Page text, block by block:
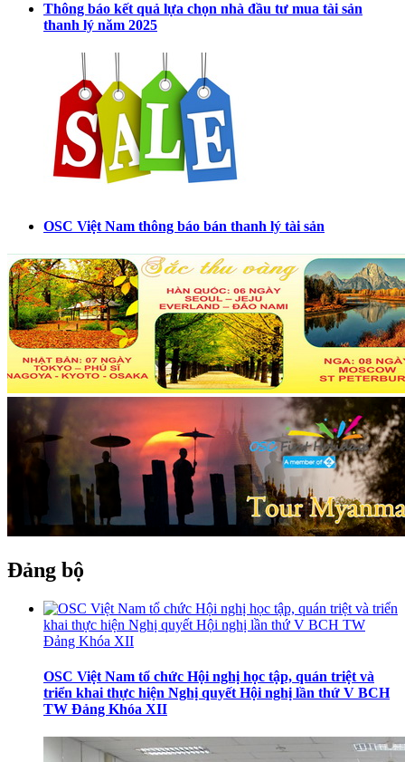
Thông báo kết quả lựa chọn nhà đầu tư mua tài sản
thanh lý năm 2025
OSC Việt Nam thông báo bán thanh lý tài sản
Đảng bộ
OSC Việt Nam tổ chức Hội nghị học tập, quán triệt và
triển khai thực hiện Nghị quyết Hội nghị lần thứ V BCH
TW Đảng Khóa XII